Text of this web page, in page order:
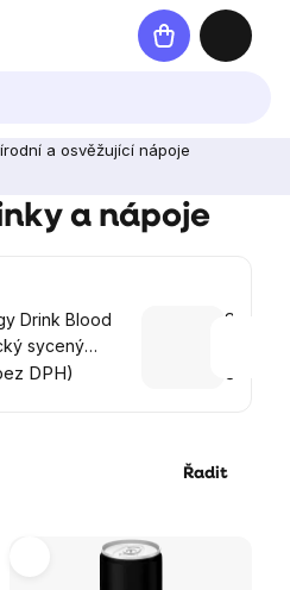
Nákupní
košík
a osvěžující nápoje
a nápoje
Drink Blood
sycený
330
DPH) 69 Kč
Řadit